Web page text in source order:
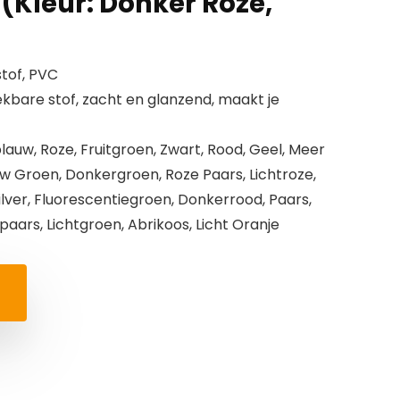
PVC
stof, zacht en glanzend, maakt je
Roze, Fruitgroen, Zwart, Rood, Geel, Meer
Groen, Donkergroen, Roze Paars, Lichtroze,
Fluorescentiegroen, Donkerrood, Paars,
Lichtgroen, Abrikoos, Licht Oranje